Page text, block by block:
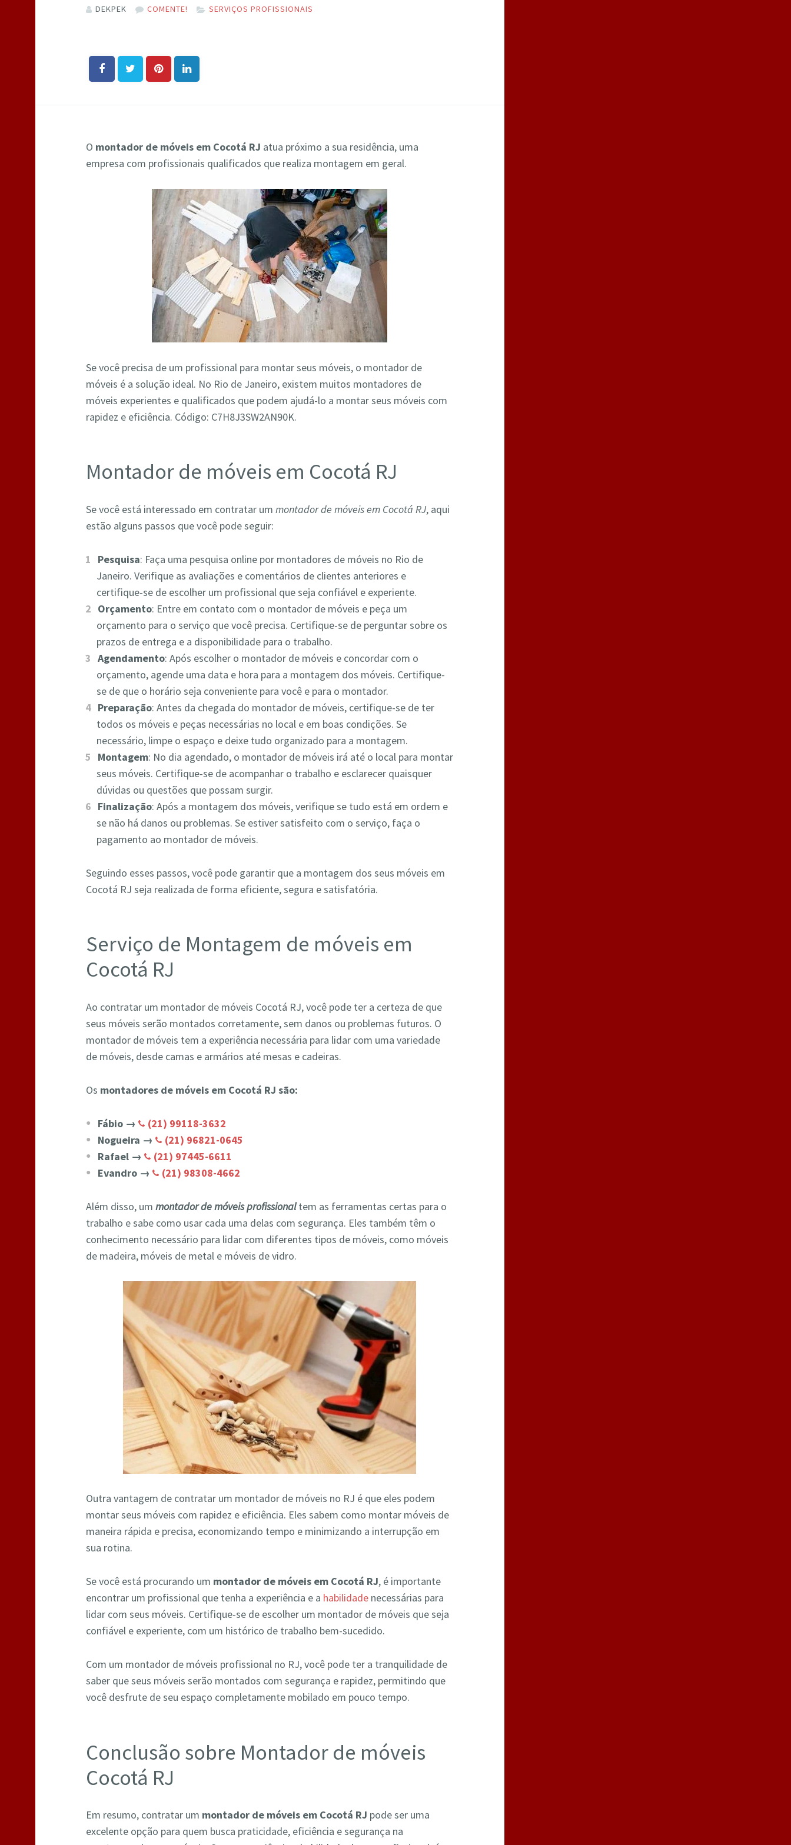
DEKPEK COMENTE! SERVIÇOS PROFISSIONAIS
O montador de móveis em Cocotá RJ atua próximo a sua residência, uma
empresa com profissionais qualificados que realiza montagem em geral.
Se você precisa de um profissional para montar seus móveis, o montador de
móveis é a solução ideal. No Rio de Janeiro, existem muitos montadores de
móveis experientes e qualificados que podem ajudá-lo a montar seus móveis com
rapidez e eficiência. Código: C7H8J3SW2AN90K.
Montador de móveis em Cocotá RJ
Se você está interessado em contratar ummontador de móveis em Cocotá RJ, aqui
estão alguns passos que você pode seguir:
Pesquisa: Faça uma pesquisa online por montadores de móveis no Rio de
Janeiro. Verifique as avaliações e comentários de clientes anteriores e
certifique-se de escolher um profissional que seja confiável e experiente.
Orçamento: Entre em contato com o montador de móveis e peça um
orçamento para o serviço que você precisa. Certifique-se de perguntar sobre os
prazos de entrega e a disponibilidade para o trabalho.
Agendamento: Após escolher o montador de móveis e concordar com o
orçamento, agende uma data e hora para a montagem dos móveis. Certifique-
se de que o horário seja conveniente para você e para o montador.
Preparação: Antes da chegada do montador de móveis, certifique-se de ter
todos os móveis e peças necessárias no local e em boas condições. Se
necessário, limpe o espaço e deixe tudo organizado para a montagem.
Montagem: No dia agendado, o montador de móveis irá até o local para montar
seus móveis. Certifique-se de acompanhar o trabalho e esclarecer quaisquer
dúvidas ou questões que possam surgir.
Finalização: Após a montagem dos móveis, verifique se tudo está em ordem e
se não há danos ou problemas. Se estiver satisfeito com o serviço, faça o
pagamento ao montador de móveis.
Seguindo esses passos, você pode garantir que a montagem dos seus móveis em
Cocotá RJ seja realizada de forma eficiente, segura e satisfatória.
Serviço de Montagem de móveis em
Cocotá RJ
Ao contratar um montador de móveis Cocotá RJ, você pode ter a certeza de que
seus móveis serão montados corretamente, sem danos ou problemas futuros. O
montador de móveis tem a experiência necessária para lidar com uma variedade
de móveis, desde camas e armários até mesas e cadeiras.
Os montadores de móveis em Cocotá RJ são:
Fábio →
(21) 99118-3632
Nogueira →
(21) 96821-0645
Rafael →
(21) 97445-6611
Evandro →
(21) 98308-4662
Além disso, ummontador de móveis profissionaltem as ferramentas certas para o
trabalho e sabe como usar cada uma delas com segurança. Eles também têm o
conhecimento necessário para lidar com diferentes tipos de móveis, como móveis
de madeira, móveis de metal e móveis de vidro.
Outra vantagem de contratar um montador de móveis no RJ é que eles podem
montar seus móveis com rapidez e eficiência. Eles sabem como montar móveis de
maneira rápida e precisa, economizando tempo e minimizando a interrupção em
sua rotina.
Se você está procurando um montador de móveis em Cocotá RJ, é importante
encontrar um profissional que tenha a experiência e a habilidade necessárias para
lidar com seus móveis. Certifique-se de escolher um montador de móveis que seja
confiável e experiente, com um histórico de trabalho bem-sucedido.
Com um montador de móveis profissional no RJ, você pode ter a tranquilidade de
saber que seus móveis serão montados com segurança e rapidez, permitindo que
você desfrute de seu espaço completamente mobilado em pouco tempo.
Conclusão sobre Montador de móveis
Cocotá RJ
Em resumo, contratar um montador de móveis em Cocotá RJ pode ser uma
excelente opção para quem busca praticidade, eficiência e segurança na